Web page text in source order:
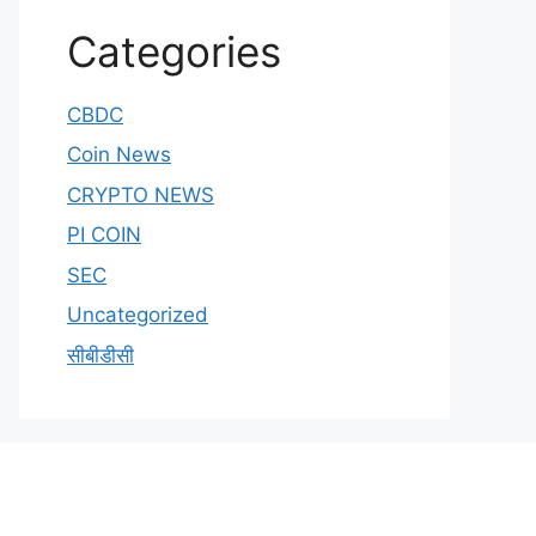
Categories
CBDC
Coin News
CRYPTO NEWS
PI COIN
SEC
Uncategorized
सीबीडीसी